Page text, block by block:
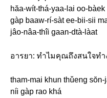
hăa-wít-thá-yaa-lai oo-
gàp baaw-rí-sàt ee-bii-sii
jâo-nâa-thîi gaan-dtà-làat
อารยา: ทำไมคุณถึงสนใจท
tham-mai khun thǔeng
níi gàp rao khá